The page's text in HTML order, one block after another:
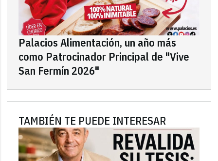
Palacios Alimentación, un año más
como Patrocinador Principal de "Vive
San Fermín 2026"
TAMBIÉN TE PUEDE INTERESAR